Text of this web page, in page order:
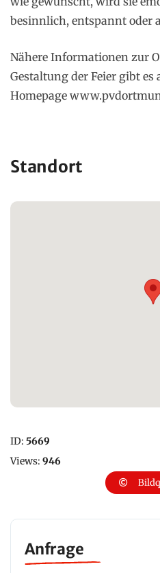
besinnlich, entspannt oder
Nähere Informationen zur
Gestaltung der Feier gibt es
Homepage
Standort
ID: 5669
Views: 946
Anfrage